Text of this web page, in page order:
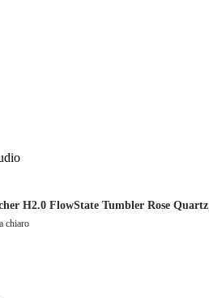
H2.0 FlowState Tumbler Rose Quartz
chiaro